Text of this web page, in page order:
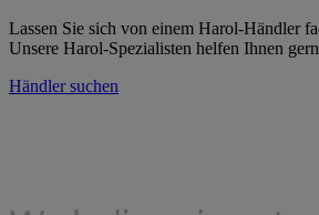
Lassen Sie sich von einem Harol-Händler
Unsere Harol-Spezialisten helfen Ihnen
Händler suchen